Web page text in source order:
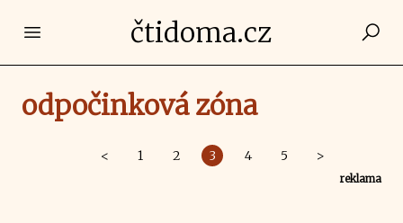
Open main menučtidoma.cz
odpočinková zóna
< 1 2 3 4 5 >
reklama